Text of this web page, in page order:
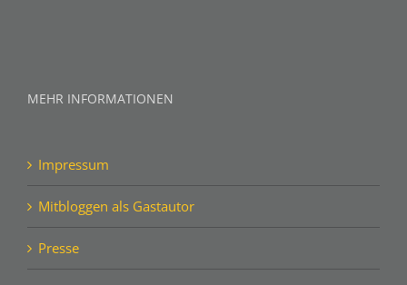
Mitbloggen als Gastautor
Presse